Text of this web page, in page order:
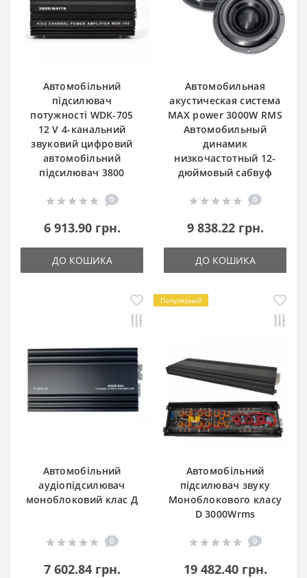
Автомобільний
підсилювач
потужності WDK-705
12 V 4-канальний
звуковий цифровий
автомобільний
підсилювач 3800
0
6 913.90 грн.
ДО КОШИКА
Автомобильная
акустическая система
MAX power 3000W RMS
Автомобильный
динамик
низкочастотный 12-
дюймовый сабвуф
0
9 838.22 грн.
ДО КОШИКА
Автомобільний
аудіопідсилювач
моноблоковий клас Д
0
7 602.84 грн.
Популярний
Автомобільний
підсилювач звуку
Моноблокового класу
D 3000Wrms
0
19 482.40 грн.